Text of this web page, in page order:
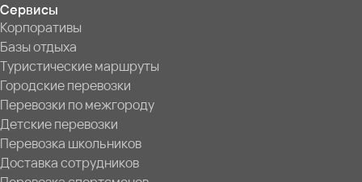
Сервисы
Корпоративы
Базы отдыха
Туристические маршруты
Городские перевозки
Перевозки по межгороду
Детские перевозки
Перевозка школьников
Доставка сотрудников